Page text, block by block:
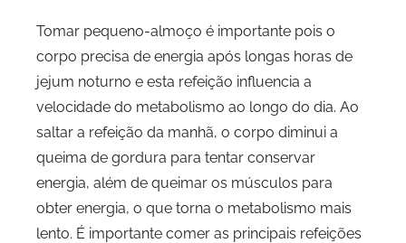
Tomar pequeno-almoço é importante pois o
corpo precisa de energia após longas horas de
jejum noturno e esta refeição influencia a
velocidade do metabolismo ao longo do dia. Ao
saltar a refeição da manhã, o corpo diminui a
queima de gordura para tentar conservar
energia, além de queimar os músculos para
obter energia, o que torna o metabolismo mais
lento. É importante comer as principais refeições